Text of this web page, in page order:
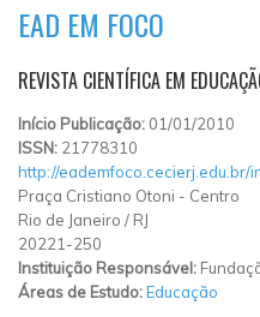
EAD EM FOCO
REVISTA CIENTÍFICA EM
Início Publicação: 01/01/2010
ISSN: 21778310
http://eademfoco.cecierj.edu.br/
Praça Cristiano Otoni - Centro
Rio de Janeiro / RJ
20221-250
Instituição Responsável:
Áreas de Estudo:Educação